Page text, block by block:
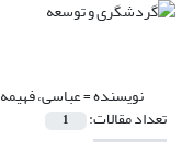
نویسنده =عباسی، فهیمه
تعداد مقالات: 1